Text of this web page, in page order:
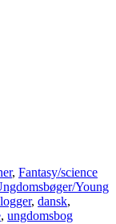
, Fantasy/science
Young
, dansk,
, ungdomsbog